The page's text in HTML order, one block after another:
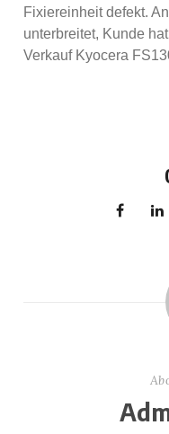
Fixiereinheit defekt.
unterbreitet, Kunde
Verkauf Kyocera